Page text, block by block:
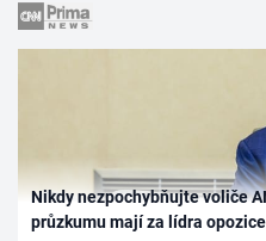
Nikdy nezpochybňujte voliče
průzkumu mají za lídra